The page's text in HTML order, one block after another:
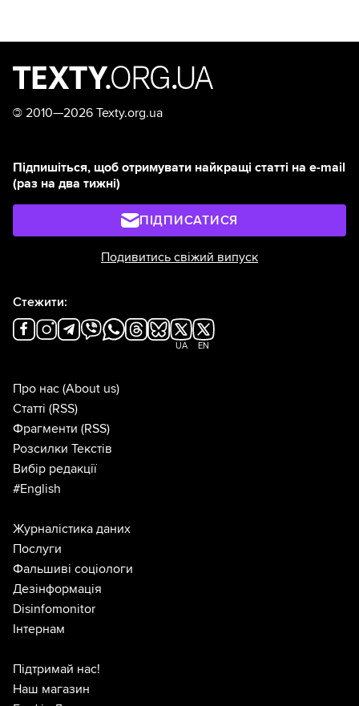
© 2010—2026 Texty.org.ua
Підпишіться, щоб отримувати найкращі статті на e-mail
(раз на два тижні)
ПІДПИСАТИСЯ
Подивитись свіжий випуск
Стежити:
UA EN
Про нас (About us)
Статті (RSS)
Фрагменти (RSS)
Розсилки Текстів
Вибір редакції
#English
Журналістика даних
Послуги
Фальшиві соціологи
Дезінформація
Disinfomonitor
Інтернам
Підтримай нас!
Наш магазин